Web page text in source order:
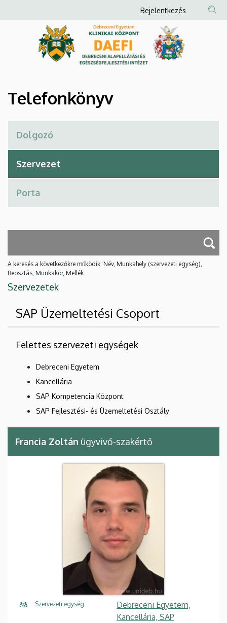
Debreceni
és
Egészségfejlesztési
Intézet
a
Anonim
Felhasználói
fiók
menüje
Bejelentkezés
Telefonkönyv
A keresés a következőkre működik: Név, Munkahely (szervezeti egység),
Beosztás, Munkakör, Mellék
Szervezetek
SAP Üzemeltetési Csoport
Felettes szervezeti egységek
Debreceni Egyetem
Kancellária
SAP Kompetencia Központ
SAP Fejlesztési- és Üzemeltetési Osztály
Francia Zoltán ügyvivő-szakértő
Szervezeti egység
Debreceni Egyetem,
Kancellária, SAP